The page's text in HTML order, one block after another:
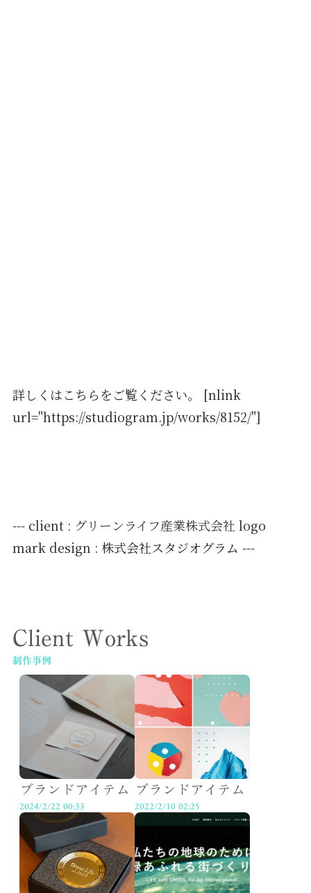
詳しくはこちらをご覧ください。 [nlink
url="https://studiogram.jp/works/8152/"]
--- client : グリーンライフ産業株式会社 logo
mark design : 株式会社スタジオグラム ---
Client Works
制作事例
ブランドアイテム
2024/2/22 00:33
ブランドアイテム
2022/2/10 02:25